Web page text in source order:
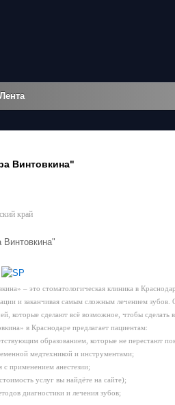
Лента
Винтовкина"
край
Винтовкина"
– это стоматологическая клиника в
и заканчивая самым сложным лечением зубов.
которые сделают всё возможное, чтобы
в Краснодаре предлагает пациентам:
образованием, которые не перестают
медтехникой и инструментами;
с применением анестезии;
услуг вы найдёте на сайте);
диагностики и лечения зубов;